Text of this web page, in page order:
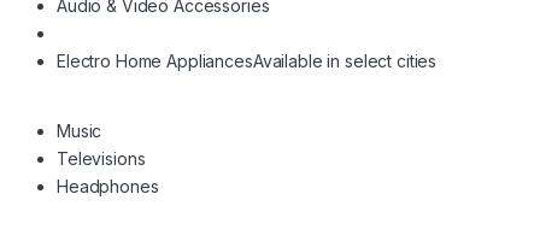
Audio & Video Accessories
Electro Home AppliancesAvailable in select cities
Music
Televisions
Headphones